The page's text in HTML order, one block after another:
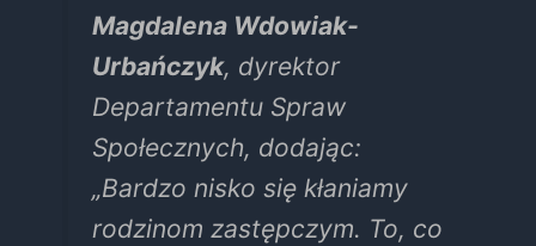
Magdalena Wdowiak-
Urbańczyk, dyrektor
Departamentu Spraw
Społecznych, dodając:
„Bardzo nisko się kłaniamy
rodzinom zastępczym. To, co